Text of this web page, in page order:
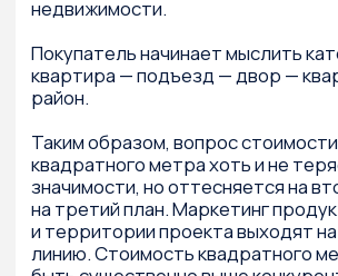
© ООО «Институт развития девелопмента» 2025
Политика обработки и защиты персональных данных